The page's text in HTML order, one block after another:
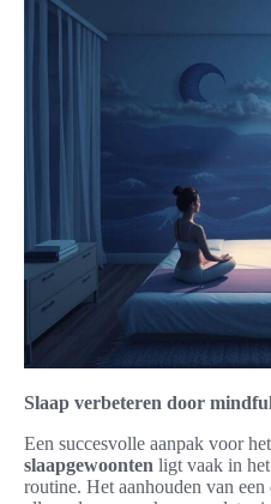
Slaap verbeteren door
Een succesvolle aanpak voor
slaapgewoonten ligt vaak in
routine. Het aanhouden van